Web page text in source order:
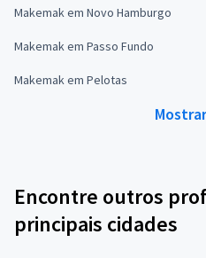
Makemak em Novo Hamburgo
Makemak em Passo Fundo
Makemak em Pelotas
Encontre outros
principais cidades